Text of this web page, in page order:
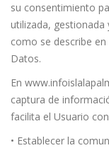
su consentimiento
utilizada, gestionada
como se describe
Datos.
En
captura de
facilita el Usuario
• Establecer la